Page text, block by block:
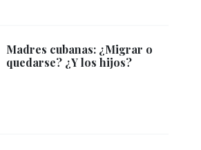
Madres cubanas: ¿Migrar o
quedarse? ¿Y los hijos?